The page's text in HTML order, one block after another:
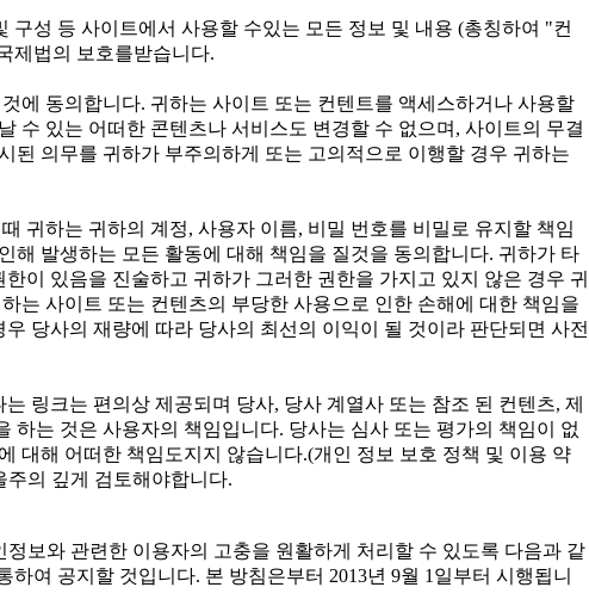
성 등 사이트에서 사용할 수있는 모든 정보 및 내용 (총칭하여 "컨
제법의 보호를받습니다.
에 동의합니다. 귀하는 사이트 또는 컨텐트를 액세스하거나 사용할
수 있는 어떠한 콘텐츠나 서비스도 변경할 수 없으며, 사이트의 무결
된 의무를 귀하가 부주의하게 또는 고의적으로 이행할 경우 귀하는
귀하는 귀하의 계정, 사용자 이름, 비밀 번호를 비밀로 유지할 책임
해 발생하는 모든 활동에 대해 책임을 질것을 동의합니다. 귀하가 타
이 있음을 진술하고 귀하가 그러한 권한을 가지고 있지 않은 경우 귀
는 사이트 또는 컨텐츠의 부당한 사용으로 인한 손해에 대한 책임을
당사의 재량에 따라 당사의 최선의 이익이 될 것이라 판단되면 사전
링크는 편의상 제공되며 당사, 당사 계열사 또는 참조 된 컨텐츠, 제
는 것은 사용자의 책임입니다. 당사는 심사 또는 평가의 책임이 없
대해 어떠한 책임도지지 않습니다.(개인 정보 보호 정책 및 이용 약
의 깊게 검토해야합니다.
보와 관련한 이용자의 고충을 원활하게 처리할 수 있도록 다음과 같
여 공지할 것입니다. 본 방침은부터 2013년 9월 1일부터 시행됩니